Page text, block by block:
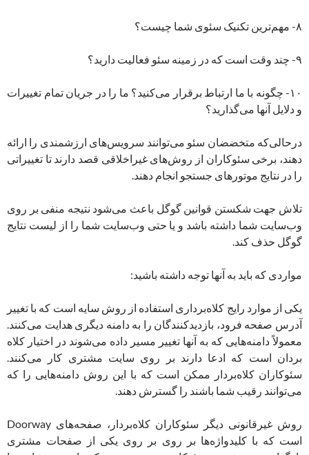
۸- مهم‌ترین تکنیک سئوی شما چیست؟
۹- چند وقت است که در زمینه سئو فعالیت دارید؟
۱۰- چگونه با ما ارتباط برقرار می‌کنید؟ ما را در جریان تمام تغییرات
و دلایل آنها می‌گذارید؟
درحالی‌که متخضضان سئو می‌توانند سرویس‌های ارزشمندی را ارائه
دهند، برخی سئوکاران از روش‌های غیراخلاقی قصد دارند تا تغییراتی
را در نتایج موتورهای جستجو انجام دهند.
تلاش جهت شکستن قوانین گوگل باعث می‌شود نتیجه منفی بر روی
وب‌سایت شما داشته باشد و یا حتی وب‌سایت شما را از لیست نتایج
گوگل حذف کند.
مواردی که باید به آنها توجه داشته باشید:
یکی از موارد رایج کلاه‌برداری استفاده از روش سایه است که با تغییر
آدرس صفحه فرود، بازدیدکنندگان را به دامنه دیگری هدایت می‌کنند.
معمولاً دامنه‌هایی که به آنها تغییر مسیر داده می‌شوند در اختیار کلاه
بردان است که ادعا دارند بر روی سایت مشتری کار می‌کنند.
سئوکاران کلاه‌بردار ممکن است که با این روش دامنه‌هایی را که
می‌توانند رقیب شما باشند را گسترش دهند.
روش غیرقانونی دیگر سئوکاران کلاه‌بردار، صفحه‌های Doorway
است که با کلیدواژه‌ها بر روی بر روی یکی از صفحات مشتری